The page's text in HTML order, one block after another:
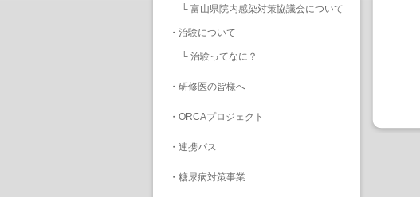
└ 富山県院内感染対策協議会について
・ 治験について
└ 治験ってなに？
・ 研修医の皆様へ
・ ORCAプロジェクト
・ 連携パス
・ 糖尿病対策事業